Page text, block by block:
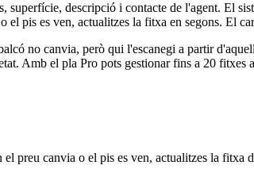
superfície, descripció i contacte de l'agent. El
pis es ven, actualitzes la fitxa en segons. El
no canvia, però qui l'escanegi a partir
Amb el pla Pro pots gestionar fins a 20 fitxes
preu canvia o el pis es ven, actualitzes la fitxa